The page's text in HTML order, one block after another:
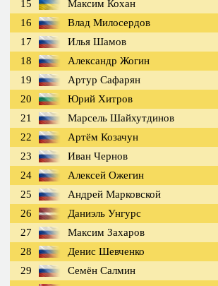
15 Максим Кохан
16
Влад Милосердов
17
Илья Шамов
18
Александр Жогин
19
Артур Сафарян
20
Юрий Хитров
21
Марсель Шайхутдинов
22
Артём Козачун
23
Иван Чернов
24
Алексей Ожегин
25
Андрей Марковской
26
Даниэль Унгурс
27
Максим Захаров
28
Денис Шевченко
29
Семён Салмин